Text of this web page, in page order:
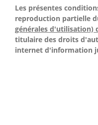
Les présentes
reproduction partielle
générales d'utilisation)
titulaire des droits
internet d'information